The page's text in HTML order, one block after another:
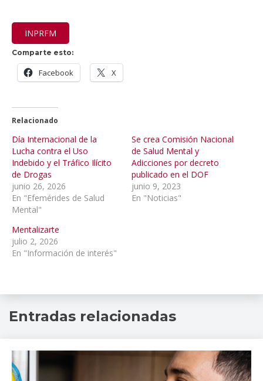
INPRFM
Comparte esto:
Facebook X
Relacionado
Día Internacional de la
Lucha contra el Uso
Indebido y el Tráfico Ilícito
de Drogas
junio 26, 2026
En "Efemérides de Salud
Mental"
Se crea Comisión Nacional
de Salud Mental y
Adicciones por decreto
publicado en el DOF
junio 9, 2023
En "Noticias"
Mentalizarte
julio 2, 2026
En "Información de interés"
Ansiedad,
INPRFM,
Salud
Mental
Entradas relacionadas